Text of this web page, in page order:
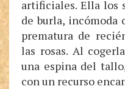
artificiales. Ella los
de burla, incómoda
prematura de
las rosas. Al
una espina del
con un recurso